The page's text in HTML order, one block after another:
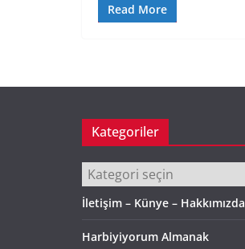
Read More
Kategoriler
Kategoriler
İletişim – Künye – Hakkımızda
Harbiyiyorum Almanak